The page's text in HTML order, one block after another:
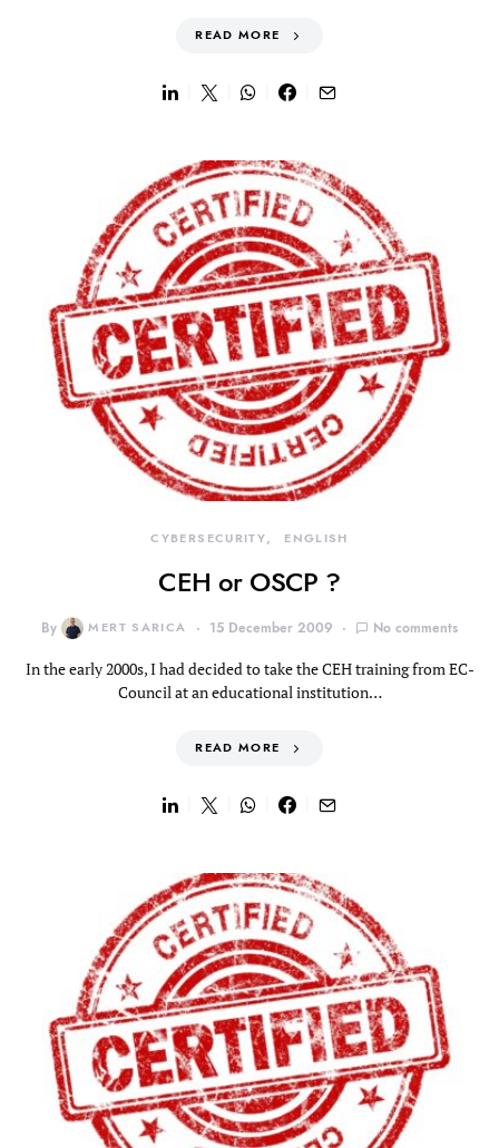
READ MORE
CYBERSECURITY ENGLISH
CEH or OSCP ?
By MERT SARICA 15 December 2009 No comments
In the early 2000s, I had decided to take the CEH training from EC-
Council at an educational institution…
READ MORE